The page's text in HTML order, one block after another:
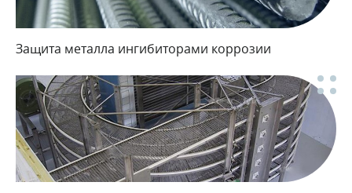
Защита металла ингибиторами коррозии